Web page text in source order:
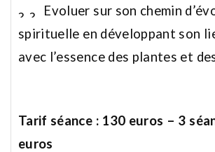
Evoluer sur son chemin
spirituelle en développant son
avec l’essence des plantes et
Tarif séance : 130 euros – 3
euros